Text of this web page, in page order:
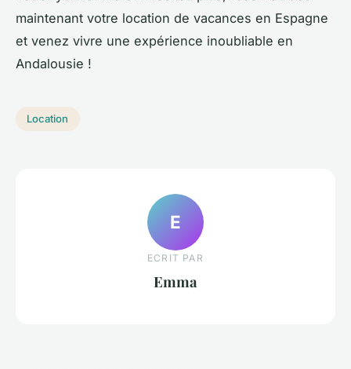
maintenant votre location de vacances en Espagne
et venez vivre une expérience inoubliable en
Andalousie !
Location
E
ECRIT PAR
Emma